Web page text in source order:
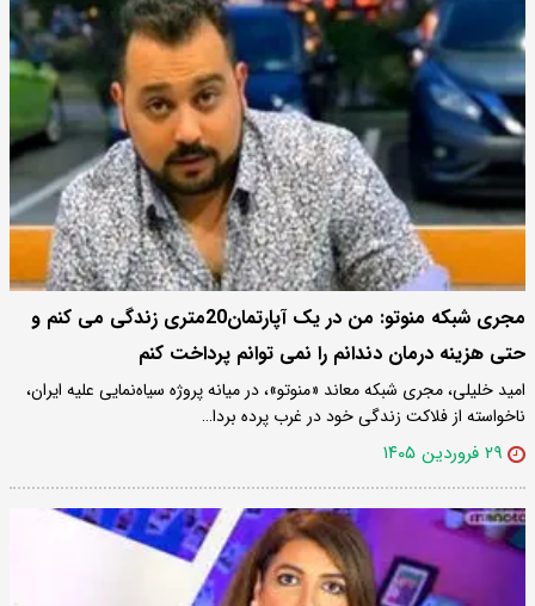
مجری شبکه منوتو: من در یک آپارتمان20متری زندگی می کنم و
حتی هزینه درمان دندانم را نمی توانم پرداخت کنم
امید خلیلی، مجری شبکه معاند «منوتو»، در میانه پروژه سیاه‌نمایی علیه ایران،
ناخواسته از فلاکت زندگی خود در غرب پرده بردا…
۲۹ فروردین ۱۴۰۵